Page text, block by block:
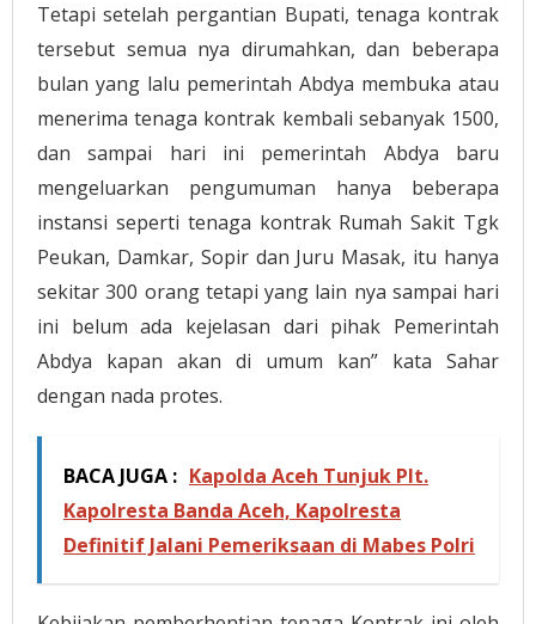
Tetapi setelah pergantian Bupati, tenaga kontrak
tersebut semua nya dirumahkan, dan beberapa
bulan yang lalu pemerintah Abdya membuka atau
menerima tenaga kontrak kembali sebanyak 1500,
dan sampai hari ini pemerintah Abdya baru
mengeluarkan pengumuman hanya beberapa
instansi seperti tenaga kontrak Rumah Sakit Tgk
Peukan, Damkar, Sopir dan Juru Masak, itu hanya
sekitar 300 orang tetapi yang lain nya sampai hari
ini belum ada kejelasan dari pihak Pemerintah
Abdya kapan akan di umum kan” kata Sahar
dengan nada protes.
BACA JUGA : Kapolda Aceh Tunjuk Plt.
Kapolresta Banda Aceh, Kapolresta
Definitif Jalani Pemeriksaan di Mabes Polri